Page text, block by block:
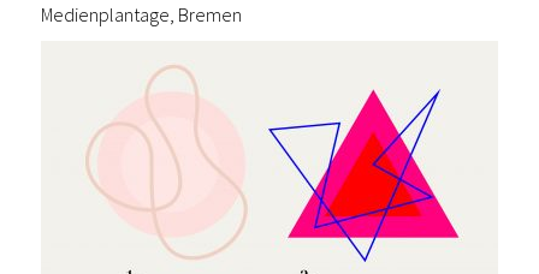
Medienplantage, Bremen